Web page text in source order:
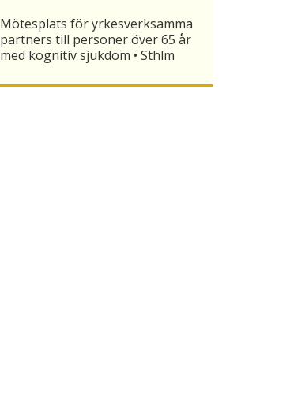
Mötesplats för yrkesverksamma
partners till personer över 65 år
med kognitiv sjukdom • Sthlm